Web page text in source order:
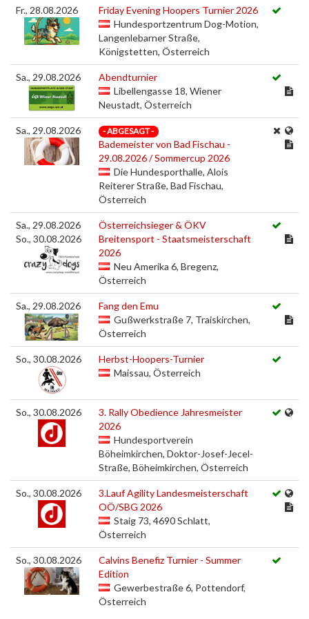
Fr., 28.08.2026
Friday Evening Hoopers Turnier 2026
Hundesportzentrum Dog-Motion,
Langenlebarner Straße,
Königstetten, Österreich
Sa., 29.08.2026
Abendturnier
Libellengasse 18, Wiener
Neustadt, Österreich
Sa., 29.08.2026 - ABGESAGT -
Bademeister von Bad Fischau -
29.08.2026 / Sommercup 2026
Die Hundesporthalle, Alois
Reiterer Straße, Bad Fischau,
Österreich
Sa., 29.08.2026
So., 30.08.2026
Österreichsieger & ÖKV
Breitensport - Staatsmeisterschaft
2026
Neu Amerika 6, Bregenz,
Österreich
Sa., 29.08.2026
Fang den Emu
Gußwerkstraße 7, Traiskirchen,
Österreich
So., 30.08.2026
Herbst-Hoopers-Turnier
Maissau, Österreich
So., 30.08.2026
3. Rally Obedience Jahresmeister
2026
Hundesportverein
Böheimkirchen, Doktor-Josef-Jecel-
Straße, Böheimkirchen, Österreich
So., 30.08.2026
3.Lauf Agility Landesmeisterschaft
OÖ/SBG 2026
Staig 73, 4690 Schlatt,
Österreich
So., 30.08.2026
Calvins Benefiz Turnier - Summer
Edition
Gewerbestraße 6, Pottendorf,
Österreich